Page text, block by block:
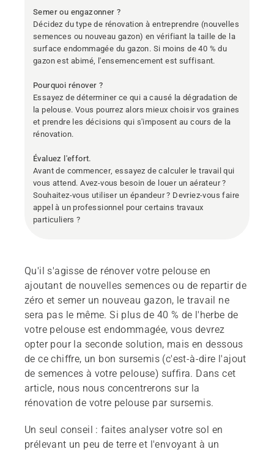
Semer ou engazonner ?
Décidez du type de rénovation à entreprendre (nouvelles
semences ou nouveau gazon) en vérifiant la taille de la
surface endommagée du gazon. Si moins de 40 % du
gazon est abimé, l'ensemencement est suffisant.
Pourquoi rénover ?
Essayez de déterminer ce qui a causé la dégradation de
la pelouse. Vous pourrez alors mieux choisir vos graines
et prendre les décisions qui s'imposent au cours de la
rénovation.
Évaluez l'effort.
Avant de commencer, essayez de calculer le travail qui
vous attend. Avez-vous besoin de louer un aérateur ?
Souhaitez-vous utiliser un épandeur ? Devriez-vous faire
appel à un professionnel pour certains travaux
particuliers ?
Qu'il s'agisse de rénover votre pelouse en
ajoutant de nouvelles semences ou de repartir de
zéro et semer un nouveau gazon, le travail ne
sera pas le même. Si plus de 40 % de l'herbe de
votre pelouse est endommagée, vous devrez
opter pour la seconde solution, mais en dessous
de ce chiffre, un bon sursemis (c'est-à-dire l'ajout
de semences à votre pelouse) suffira. Dans cet
article, nous nous concentrerons sur la
rénovation de votre pelouse par sursemis.
Un seul conseil : faites analyser votre sol en
prélevant un peu de terre et l'envoyant à un